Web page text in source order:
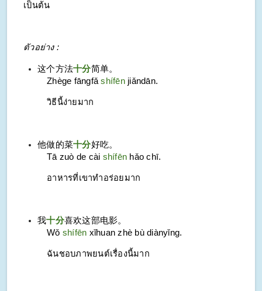
เป็นต้น
ตัวอย่าง :
这个方法十分简单。
Zhège fāngfǎshífēnjiǎndān.
วิธีนี้ง่ายมาก
他做的菜十分好吃。
Tā zuò de cài shífēn hǎo chī.
อาหารที่เขาทำอร่อยมาก
我十分喜欢这部电影。
Wǒ shífēn xǐhuan zhè bù diànyǐng.
ฉันชอบภาพยนต์เรื่องนี้มาก